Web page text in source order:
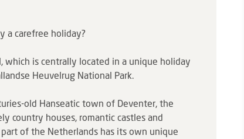
a carefree holiday?
which is centrally located in a unique holiday
Heuvelrug National Park.
old Hanseatic town of Deventer, the
country houses, romantic castles and
of the Netherlands has its own unique